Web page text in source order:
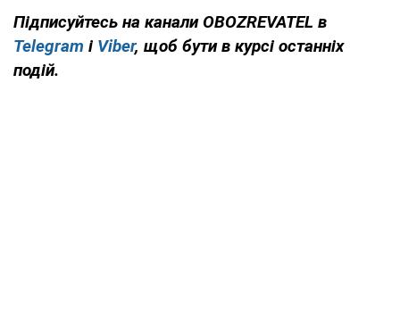
Підписуйтесь на каналиOBOZREVATEL в
Telegram і Viber, щоб бути в курсі останніх
подій.